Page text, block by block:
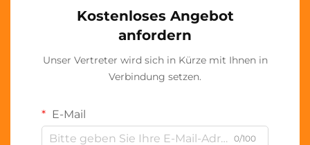
Kostenloses Angebot
anfordern
Unser Vertreter wird sich in Kürze mit Ihnen in
Verbindung setzen.
E-Mail
0/100